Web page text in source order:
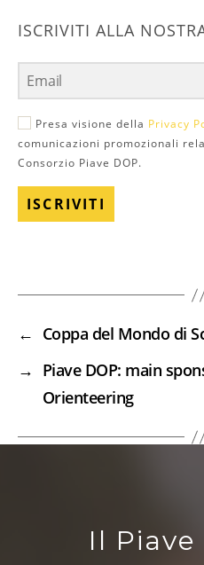
ISCRIVITI ALLA
Presa visione della Privacy
comunicazioni promozionali
Consorzio Piave DOP.
ISCRIVITI
← Coppa del Mondo di
→ Piave DOP: main
Orienteering
Il